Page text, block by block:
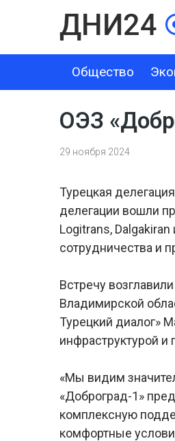
Общество
ЭКОНОМИКА
ОЭЗ
29 ноября 2024
Турецкая
делегации вошли
Logitrans,
сотрудничества и
Встречу
Владимирской
Турецкий диалог»
инфраструктурой
«Мы видим
«Доброград-1»
комплексную
комфортные